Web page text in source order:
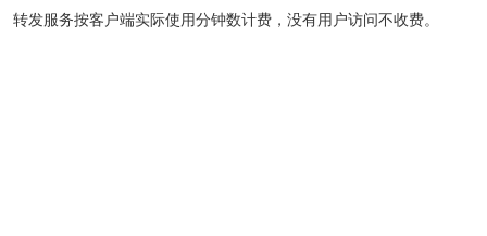
转发服务按客户端实际使用分钟数计费，没有用户访问不收费。